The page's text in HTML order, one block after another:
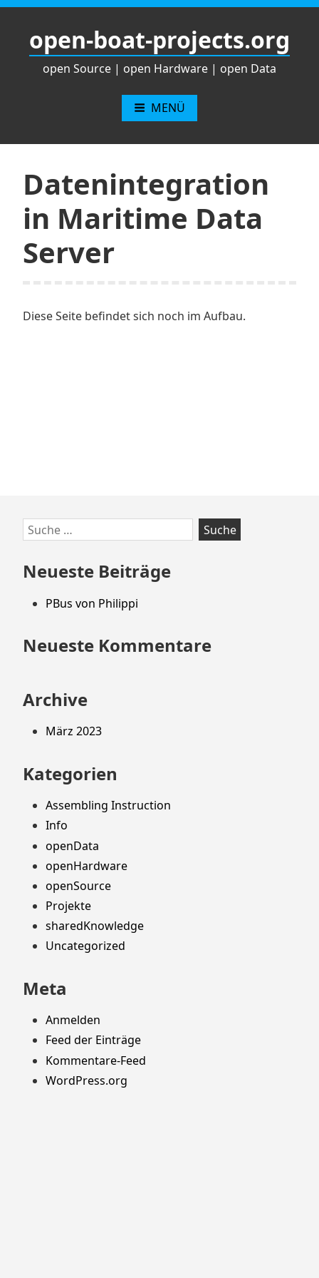
Zum
springenopen-boat-projects.org
open Source | open Hardware | open Data
MENÜ
Datenintegration
in Maritime Data
Server
Diese Seite befindet sich noch im Aufbau.
Zum
Footer
springen
Suche
nach:
Neueste Beiträge
PBus von Philippi
Neueste Kommentare
Archive
März 2023
Kategorien
Assembling Instruction
Info
openData
openHardware
openSource
Projekte
sharedKnowledge
Uncategorized
Meta
Anmelden
Feed der Einträge
Kommentare-Feed
WordPress.org